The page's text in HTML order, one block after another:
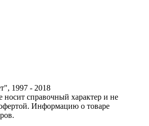
1997 - 2018
справочный характер и не
Информацию о товаре